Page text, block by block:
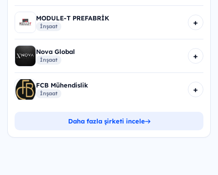
MODULE-T PREFABRİK
İnşaat +
Nova Global
İnşaat +
FCB Mühendislik
İnşaat +
Daha fazla şirketi incele